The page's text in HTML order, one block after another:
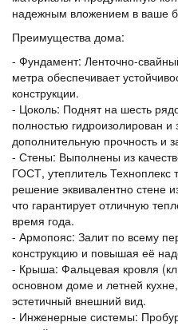
надежным вложением в ваше
Преимущества дома:
- Фундамент: Ленточно-
метра обеспечивает
конструкции.
- Цоколь: Поднят на шесть
полностью гидроизолирован
дополнительную прочность и
- Стены: Выполнены из
ГОСТ, утеплитель
решение эквивалентно стене
что гарантирует отличную
время года.
- Армопояс: Залит по всему
конструкцию и повышая её
- Крыша: Фальцевая кровля
основном доме и летней
эстетичный внешний вид.
- Инженерные системы: